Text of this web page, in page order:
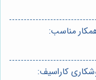
مناسب:
کاراسیف: